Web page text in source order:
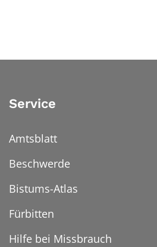
Service
Amtsblatt
Beschwerde
Bistums-Atlas
Fürbitten
Hilfe bei Missbrauch